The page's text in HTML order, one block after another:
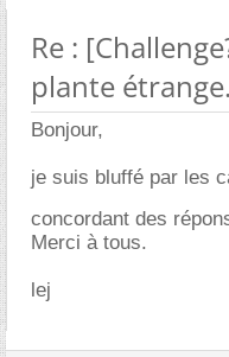
Re :
plante étrange.
Bonjour,
je suis bluffé par les
concordant des
Merci à tous.
lej